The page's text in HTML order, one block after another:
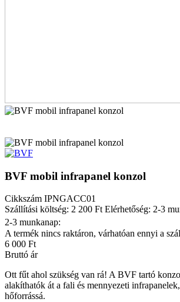
BVF mobil infrapanel konzol
Cikkszám IPNGACC01
Szállítási költség: 2 200 FtElérhetőség: 2-3
2-3 munkanap:
A termék nincs raktáron, várhatóan ennyi a
6 000 Ft
Bruttó ár
Ott fűt ahol szükség van rá! A BVF tartó
alakíthatók át a fali és mennyezeti
hőforrássá.